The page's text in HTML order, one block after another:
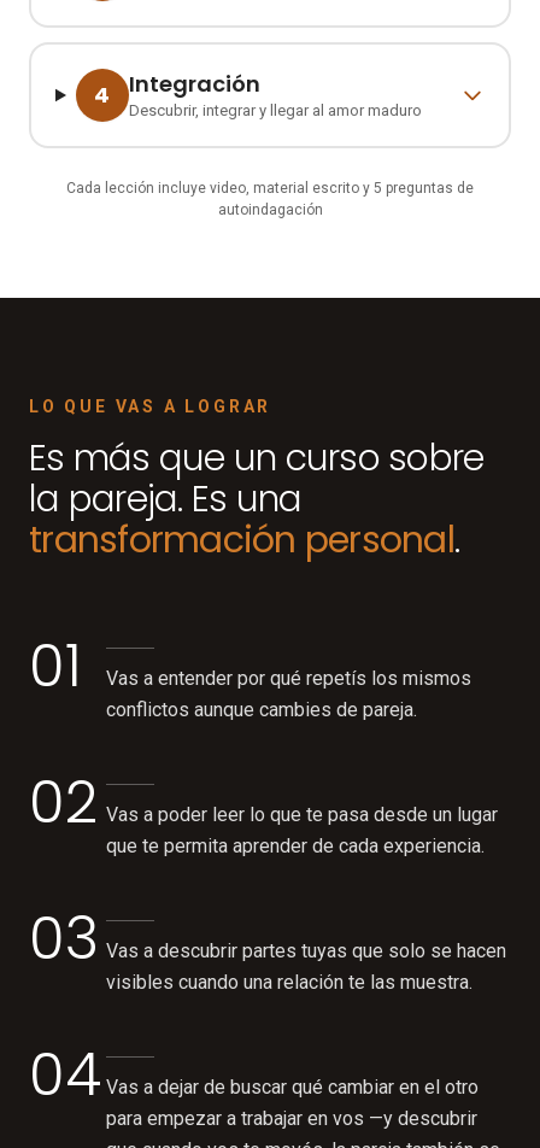
4 Integración
Descubrir, integrar y llegar al amor maduro
Cada lección incluye video, material escrito y 5 preguntas de
autoindagación
LO QUE VAS A LOGRAR
Es más que un curso sobre
la pareja. Es una
transformación personal.
01
Vas a entender por qué repetís los mismos
conflictos aunque cambies de pareja.
02 Vas a poder leer lo que te pasa desde un lugar
que te permita aprender de cada experiencia.
03 Vas a descubrir partes tuyas que solo se hacen
visibles cuando una relación te las muestra.
04 Vas a dejar de buscar qué cambiar en el otro
para empezar a trabajar en vos —y descubrir